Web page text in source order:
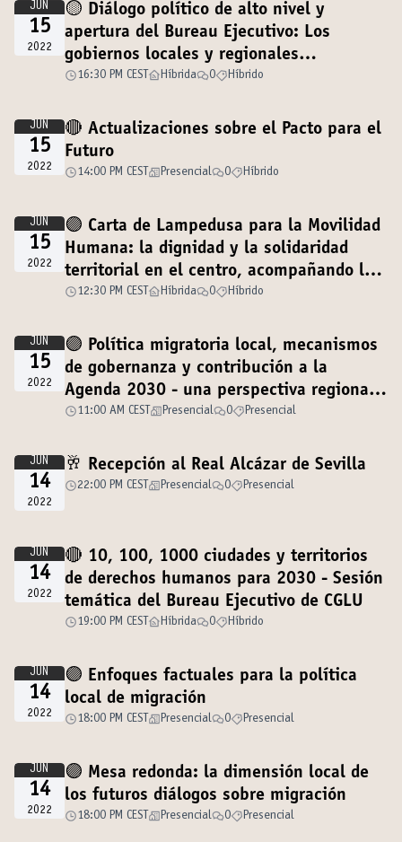
JUN
15
2022
🟡 Diálogo político de alto nivel y
apertura del Bureau Ejecutivo: Los
gobiernos locales y regionales
promueven la paz al frente de las
16:30 PM CEST Híbrida 0 Híbrido
JUN
15
2022
🔴 Actualizaciones sobre el Pacto para el
Futuro
14:00 PM CEST Presencial 0 Híbrido
JUN
15
2022
🟣 Carta de Lampedusa para la Movilidad
Humana: la dignidad y la solidaridad
territorial en el centro, acompañando los
procesos de paz
12:30 PM CEST Híbrida 0 Híbrido
JUN
15
2022
🟣 Política migratoria local, mecanismos
de gobernanza y contribución a la
Agenda 2030 - una perspectiva regional
desde el Mediterráneo
11:00 AM CEST Presencial 0 Presencial
JUN
14
2022
🥂 Recepción al Real Alcázar de Sevilla
22:00 PM CEST Presencial 0 Presencial
JUN
14
2022
🔴 10, 100, 1000 ciudades y territorios
de derechos humanos para 2030 - Sesión
temática del Bureau Ejecutivo de CGLU
19:00 PM CEST Híbrida 0 Híbrido
JUN
14
2022
🟣 Enfoques factuales para la política
local de migración
18:00 PM CEST Presencial 0 Presencial
JUN
14
2022
🟣 Mesa redonda: la dimensión local de
los futuros diálogos sobre migración
18:00 PM CEST Presencial 0 Presencial